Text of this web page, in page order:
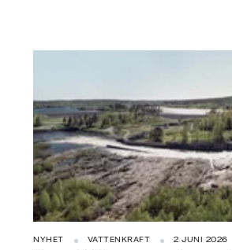
NYHET VATTENKRAFT 2 JUNI 2026